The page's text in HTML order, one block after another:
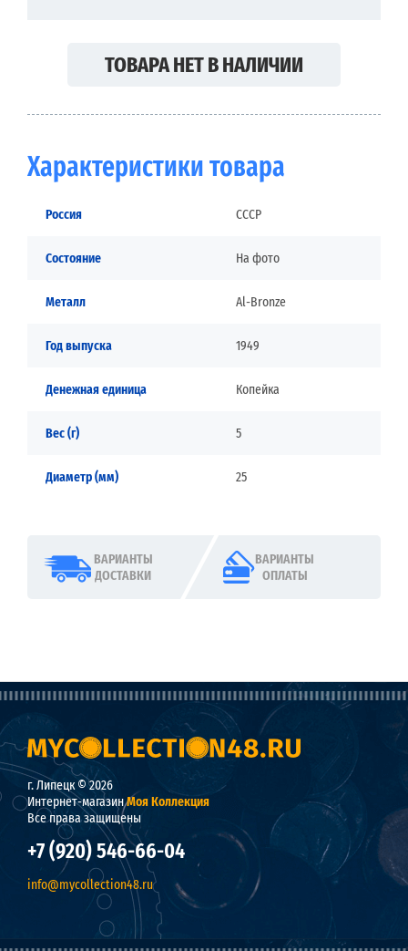
ТОВАРА НЕТ В НАЛИЧИИ
Характеристики товара
Россия СССР
Состояние На фото
Металл Al-Bronze
Год выпуска 1949
Денежная единица Копейка
Вес (г) 5
Диаметр (мм) 25
ВАРИАНТЫ
ДОСТАВКИ
ВАРИАНТЫ
ОПЛАТЫ
г. Липецк © 2026
Интернет-магазинМоя Коллекция
Все права защищены
+7 (920) 546-66-04
info@mycollection48.ru